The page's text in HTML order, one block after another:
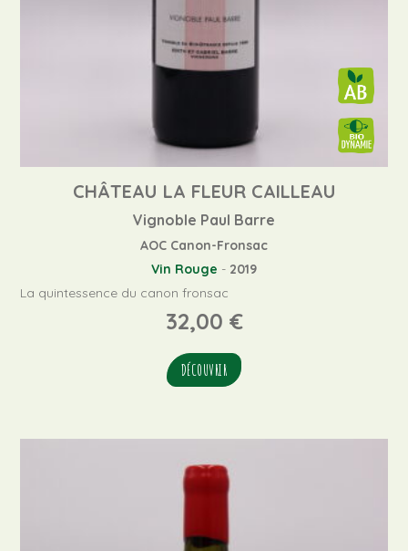
CHÂTEAU LA FLEUR CAILLEAU
Vignoble Paul Barre
AOC Canon-Fronsac
Vin Rouge - 2019
La quintessence du canon fronsac
32,00 €
DÉCOUVRIR